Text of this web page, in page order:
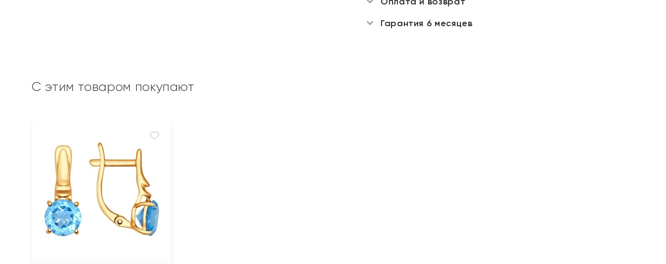
Гарантия 6 месяцев
С этим товаром покупают